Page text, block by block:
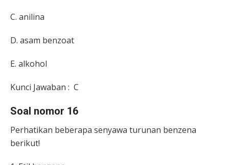
C. anilina
D. asam benzoat
E. alkohol
Kunci Jawaban : C
Soal nomor 16
Perhatikan beberapa senyawa turunan benzena
berikut!